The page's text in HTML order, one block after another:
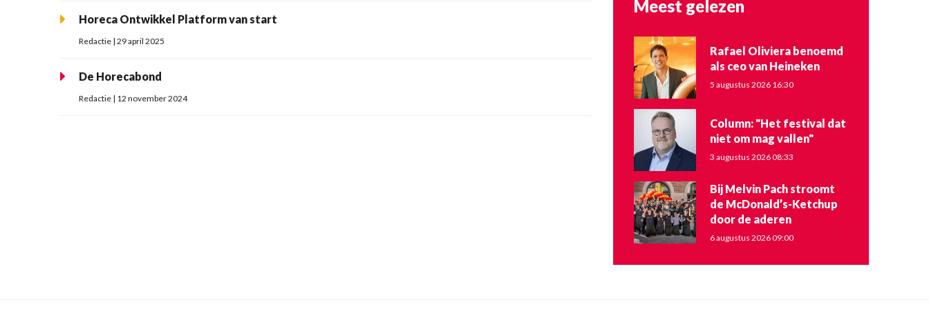
Horeca Ontwikkel Platform van start
Redactie | 29 april 2025
De Horecabond
Redactie | 12 november 2024
Meest gelezen
Rafael Oliviera benoemd
als ceo van Heineken
5 augustus 2026 16:30
Column: "Het festival dat
niet om mag vallen"
3 augustus 2026 08:33
Bij Melvin Pach stroomt
de McDonald’s-Ketchup
door de aderen
6 augustus 2026 09:00